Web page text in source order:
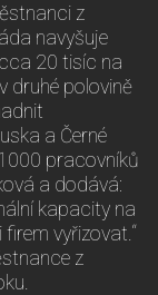
z
navyšuje
20 tisíc na
druhé polovině
a Černé
pracovníků
a dodává:
kapacity na
vyřizovat.“
z